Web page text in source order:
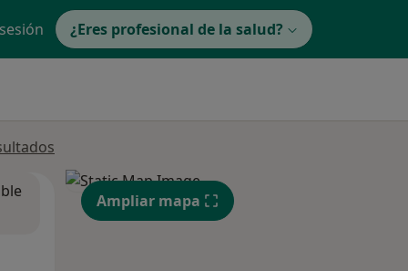
¿Eres profesional de la salud?
Ampliar mapa